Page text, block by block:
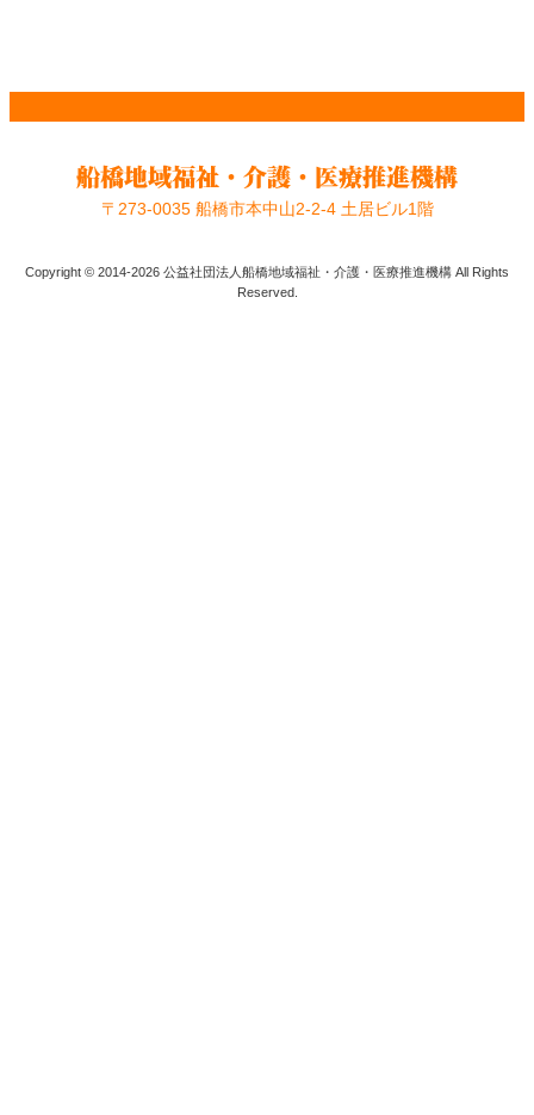
〒273-0035 船橋市本中山2-2-4 土居ビル1階
Copyright © 2014-2026 公益社団法人船橋地域福祉・介護・医療推進機構 All Rights
Reserved.